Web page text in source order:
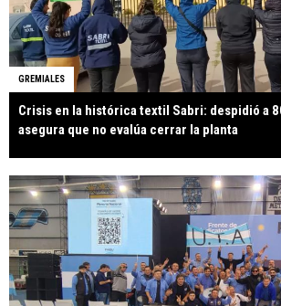
GREMIALES
Crisis en la histórica textil Sabri: despidió a
asegura que no evalúa cerrar la planta